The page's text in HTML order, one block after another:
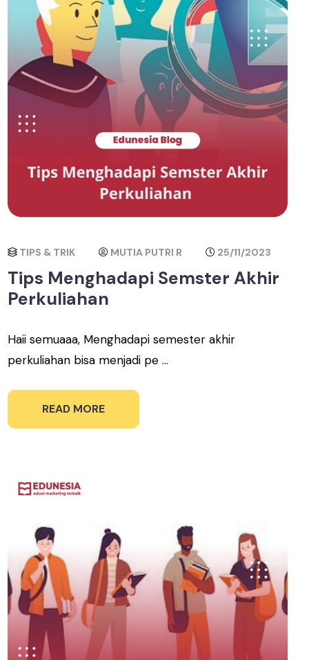
TIPS & TRIK MUTIA PUTRI R 25/11/2023
Tips Menghadapi Semster Akhir
Perkuliahan
Haii semuaaa, Menghadapi semester akhir
perkuliahan bisa menjadi pe ...
READ MORE